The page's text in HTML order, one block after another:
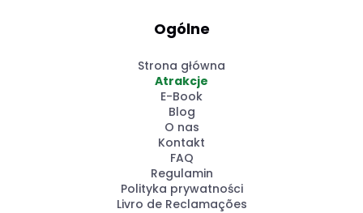
Ogólne
Strona główna
Atrakcje
E-Book
Blog
O nas
Kontakt
FAQ
Regulamin
Polityka prywatności
Livro de Reclamações